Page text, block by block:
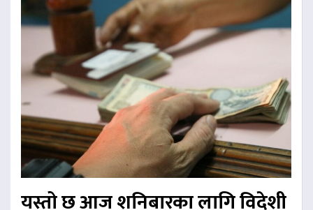
यस्तो छ आज शनिबारका लागि विदेशी